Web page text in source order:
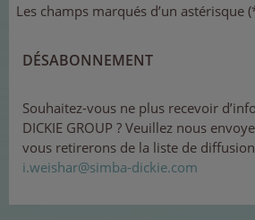
Les champs marqués d’un astérisque
DÉSABONNEMENT
Souhaitez-vous ne plus recevoir
DICKIE GROUP ? Veuillez nous
vous retirerons de la liste de
i.weishar@simba-dickie.com